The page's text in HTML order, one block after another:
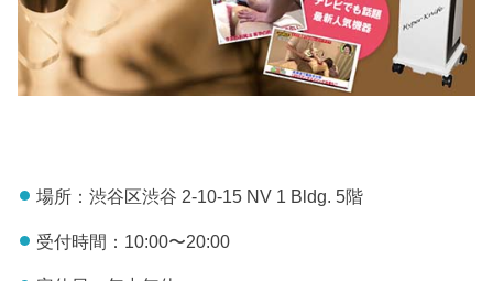
場所：渋谷区渋谷 2-10-15 NV 1 Bldg. 5階
受付時間：10:00〜20:00